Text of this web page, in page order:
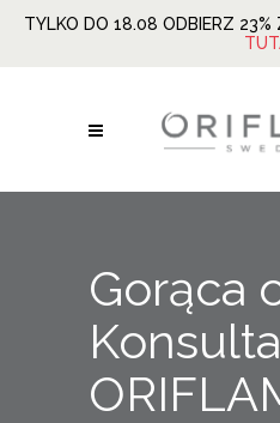
TYLKO DO 18.08 ODBIERZ
Gorąca